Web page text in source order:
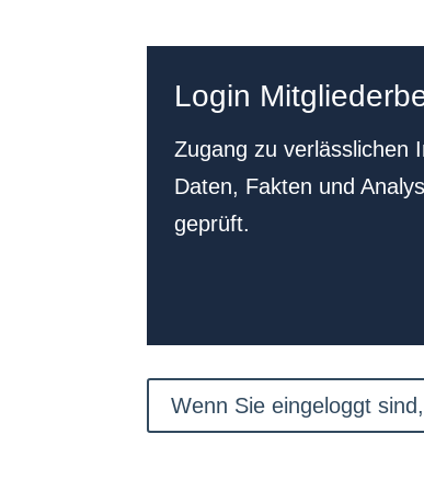
Login
Zugang zu verlässlichen
Daten, Fakten und
geprüft.
Wenn Sie eingeloggt